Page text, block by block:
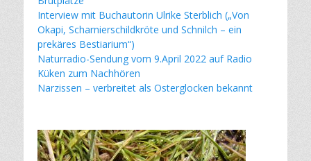
Interview mit Buchautorin Ulrike Sterblich („Von
Okapi, Scharnierschildkröte und Schnilch – ein
prekäres Bestiarium“)
Naturradio-Sendung vom 9.April 2022 auf Radio
Küken zum Nachhören
Narzissen – verbreitet als Osterglocken bekannt